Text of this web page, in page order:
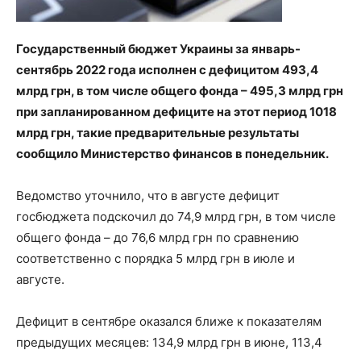
Государственный бюджет Украины за январь-
сентябрь 2022 года исполнен с дефицитом 493,4
млрд грн, в том числе общего фонда – 495,3 млрд грн
при запланированном дефиците на этот период 1018
млрд грн, такие предварительные результаты
сообщило Министерство финансов в понедельник.
Ведомство уточнило, что в августе дефицит
госбюджета подскочил до 74,9 млрд грн, в том числе
общего фонда – до 76,6 млрд грн по сравнению
соответственно с порядка 5 млрд грн в июле и
августе.
Дефицит в сентябре оказался ближе к показателям
предыдущих месяцев: 134,9 млрд грн в июне, 113,4